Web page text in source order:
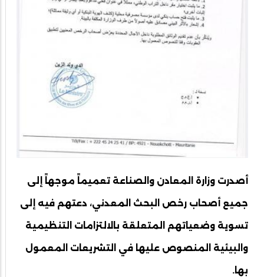
أصدرت وزارة المعادن والصناعة تعميماً موجهاً إلى
جميع أصحاب رخص البحث المعدني، دعتهم فيه إلى
تسوية وضعياتهم المتعلقة بالالتزامات التنظيمية
والبيئية المنصوص عليها في التشريعات المعمول
بها.